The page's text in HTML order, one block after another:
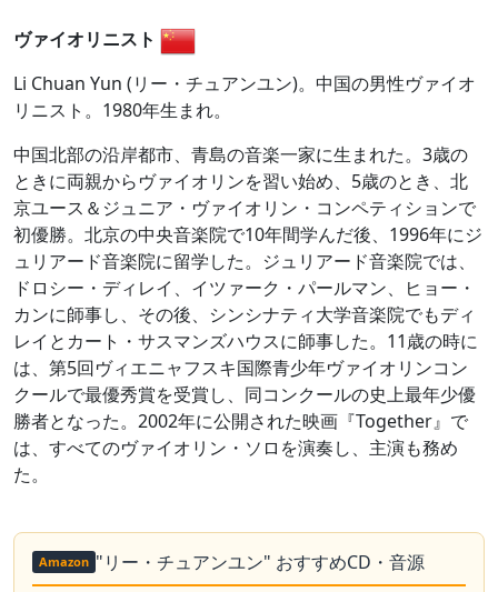
ヴァイオリニスト
Li Chuan Yun (リー・チュアンユン)。中国の男性ヴァイオ
リニスト。1980年生まれ。
中国北部の沿岸都市、青島の音楽一家に生まれた。3歳の
ときに両親からヴァイオリンを習い始め、5歳のとき、北
京ユース＆ジュニア・ヴァイオリン・コンペティションで
初優勝。北京の中央音楽院で10年間学んだ後、1996年にジ
ュリアード音楽院に留学した。ジュリアード音楽院では、
ドロシー・ディレイ、イツァーク・パールマン、ヒョー・
カンに師事し、その後、シンシナティ大学音楽院でもディ
レイとカート・サスマンズハウスに師事した。11歳の時に
は、第5回ヴィエニャフスキ国際青少年ヴァイオリンコン
クールで最優秀賞を受賞し、同コンクールの史上最年少優
勝者となった。2002年に公開された映画『Together』で
は、すべてのヴァイオリン・ソロを演奏し、主演も務め
た。
Amazon "リー・チュアンユン" おすすめCD・音源